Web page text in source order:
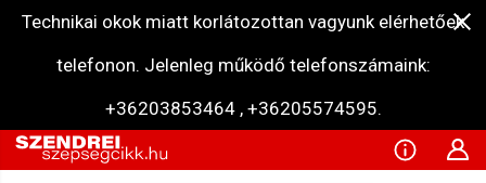
Technikai okok miatt korlátozottan vagyunk elérhetőek
telefonon. Jelenleg működő telefonszámaink:
+36203853464 , +36205574595.